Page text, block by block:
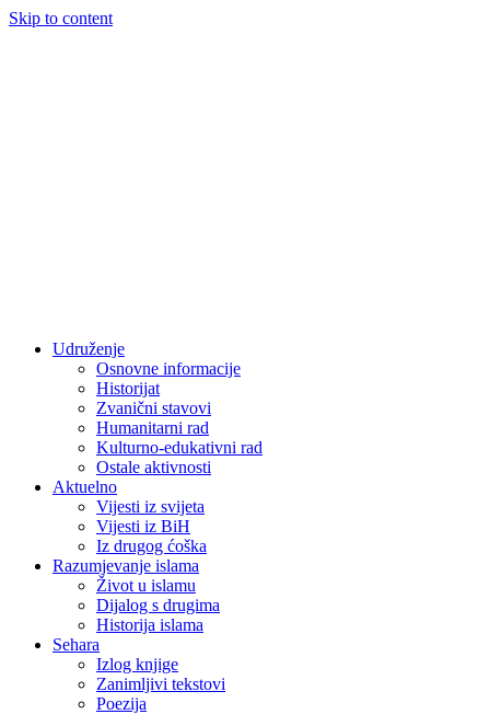
Skip to content
Udruženje
Osnovne informacije
Historijat
Zvanični stavovi
Humanitarni rad
Kulturno-edukativni rad
Ostale aktivnosti
Aktuelno
Vijesti iz svijeta
Vijesti iz BiH
Iz drugog ćoška
Razumjevanje islama
Život u islamu
Dijalog s drugima
Historija islama
Sehara
Izlog knjige
Zanimljivi tekstovi
Poezija